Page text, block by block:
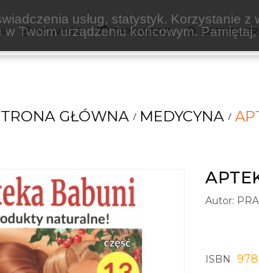
usług, statystyk. Korzystanie
Twoim urządzeniu końcowym.
NOWOŚCI ZAPOWIEDZI
GŁÓWNA MEDYCYNA
Autor:
ISBN